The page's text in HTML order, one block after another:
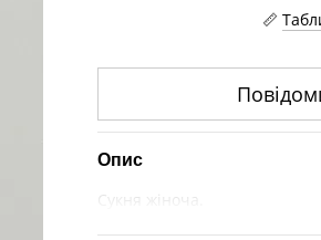
Опис
Сукня жіноча.